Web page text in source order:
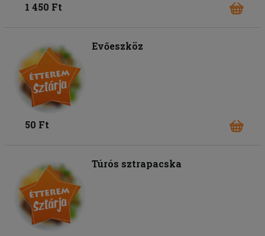
1 450 Ft
Evőeszköz
50 Ft
Túrós sztrapacska